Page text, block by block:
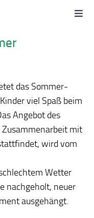
das Sommer-
viel Spaß beim
Angebot des
Zusammenarbeit mit
wird vom
Wetter
nachgeholt, neuer
ausgehängt.